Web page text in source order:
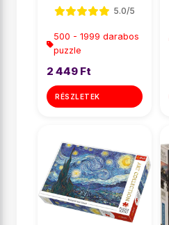
5.0/5
500 - 1999 darabos
puzzle
2 449 Ft
RÉSZLETEK